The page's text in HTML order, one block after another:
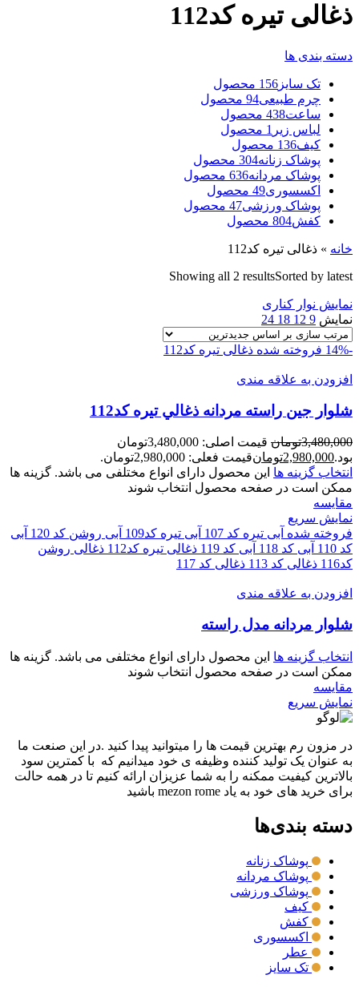
ذغالی تیره کد112
دسته بندی ها
تک سایز 156 محصول
چرم طبیعی94 محصول
ساعت438 محصول
لباس زیر 1 محصول
کیف136 محصول
پوشاک زنانه304 محصول
پوشاک مردانه636 محصول
اکسسوری49 محصول
پوشاک ورزشی47 محصول
کفش804 محصول
خانه » ذغالی تیره کد112
Showing all 2 resultsSorted by latest
نمایش نوار کناری
نمایش 9
12
18
24
-14% فروخته شده ذغالی تیره کد112
افزودن به علاقه مندی
شلوار جين راسته مردانه ذغالي تيره کد112
3,480,000تومان
قیمت اصلی: 3,480,000تومان
بود.2,980,000تومانقیمت فعلی: 2,980,000تومان.
انتخاب گزینه ها این محصول دارای انواع مختلفی می باشد. گزینه ها
ممکن است در صفحه محصول انتخاب شوند
مقايسه
نمایش سریع
فروخته شده آبی تیره کد 107 آبی تیره کد109 آبی روشن کد 120
آبی
کد 110
آبی کد 118 آبی کد 119 ذغالی تیره کد112
ذغالی روشن
کد116
ذغالی کد 113 ذغالی کد 117
افزودن به علاقه مندی
شلوار مردانه مدل راسته
انتخاب گزینه ها این محصول دارای انواع مختلفی می باشد. گزینه ها
ممکن است در صفحه محصول انتخاب شوند
مقايسه
نمایش سریع
در مزون رم بهترین قیمت ها را میتوانید پیدا کنید .در این صنعت ما
به عنوان یک تولید کننده وظیفه ی خود میدانیم که با کمترین سود
بالاترین کیفیت ممکنه را به شما عزیزان ارائه کنیم تا در همه حالت
برای خرید های خود به یاد mezon rome باشید
دسته بندی‌ها
پوشاک زنانه
پوشاک مردانه
پوشاک ورزشی
کیف
کفش
اکسسوری
عطر
تک سایز